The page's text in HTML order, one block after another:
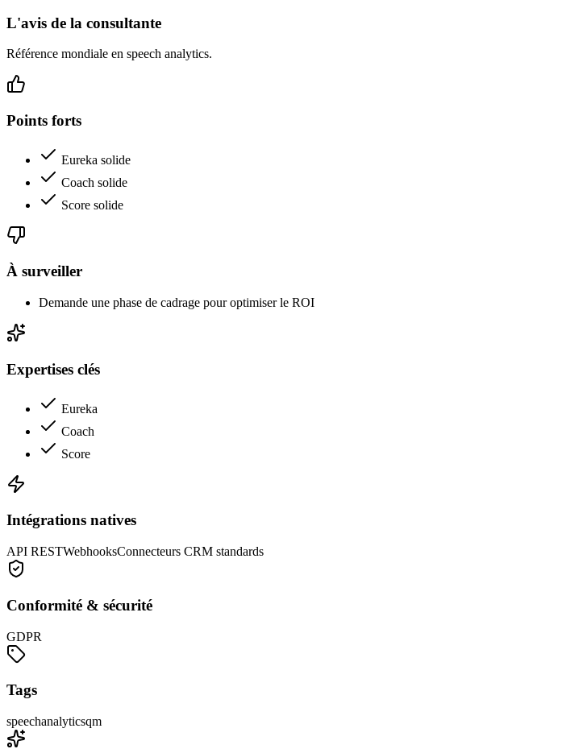
L'avis de la consultante
Référence mondiale en speech analytics.
Points forts
Eureka solide
Coach solide
Score solide
À surveiller
Demande une phase de cadrage pour optimiser le ROI
Expertises clés
Eureka
Coach
Score
Intégrations natives
API RESTWebhooksConnecteurs CRM standards
Conformité & sécurité
GDPR
Tags
speechanalyticsqm